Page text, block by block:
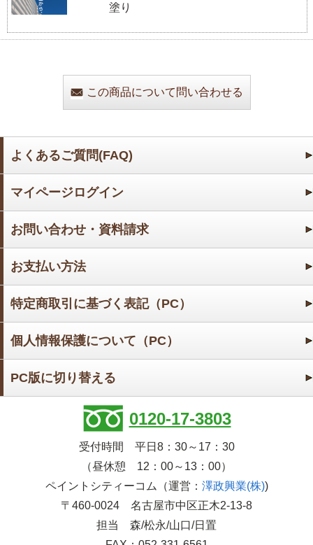
塗り
この商品について問い合わせる
よくあるご質問(FAQ)
マイページログイン
お問い合わせ・資料請求
お支払い方法
特定商取引に基づく表記（PC）
個人情報保護について（PC）
PC版に切り替える
0120-17-3803
受付時間 平日8：30～17：30
（昼休憩 12：00～13：00）
ペイントシティーコム（運営： 澤政興業(株))
〒460-0024 名古屋市中区正木2-13-8
担当 森/松永/山口/日置